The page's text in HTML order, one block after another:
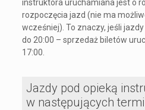
instruktora uruchamiana jest o
rozpoczęcia jazd (nie ma
wcześniej). To znaczy, jeśli
do 20:00 – sprzedaż biletów
17:00.
Jazdy pod opieką
w następujących